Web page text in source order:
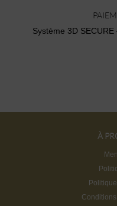
Système 3D
À